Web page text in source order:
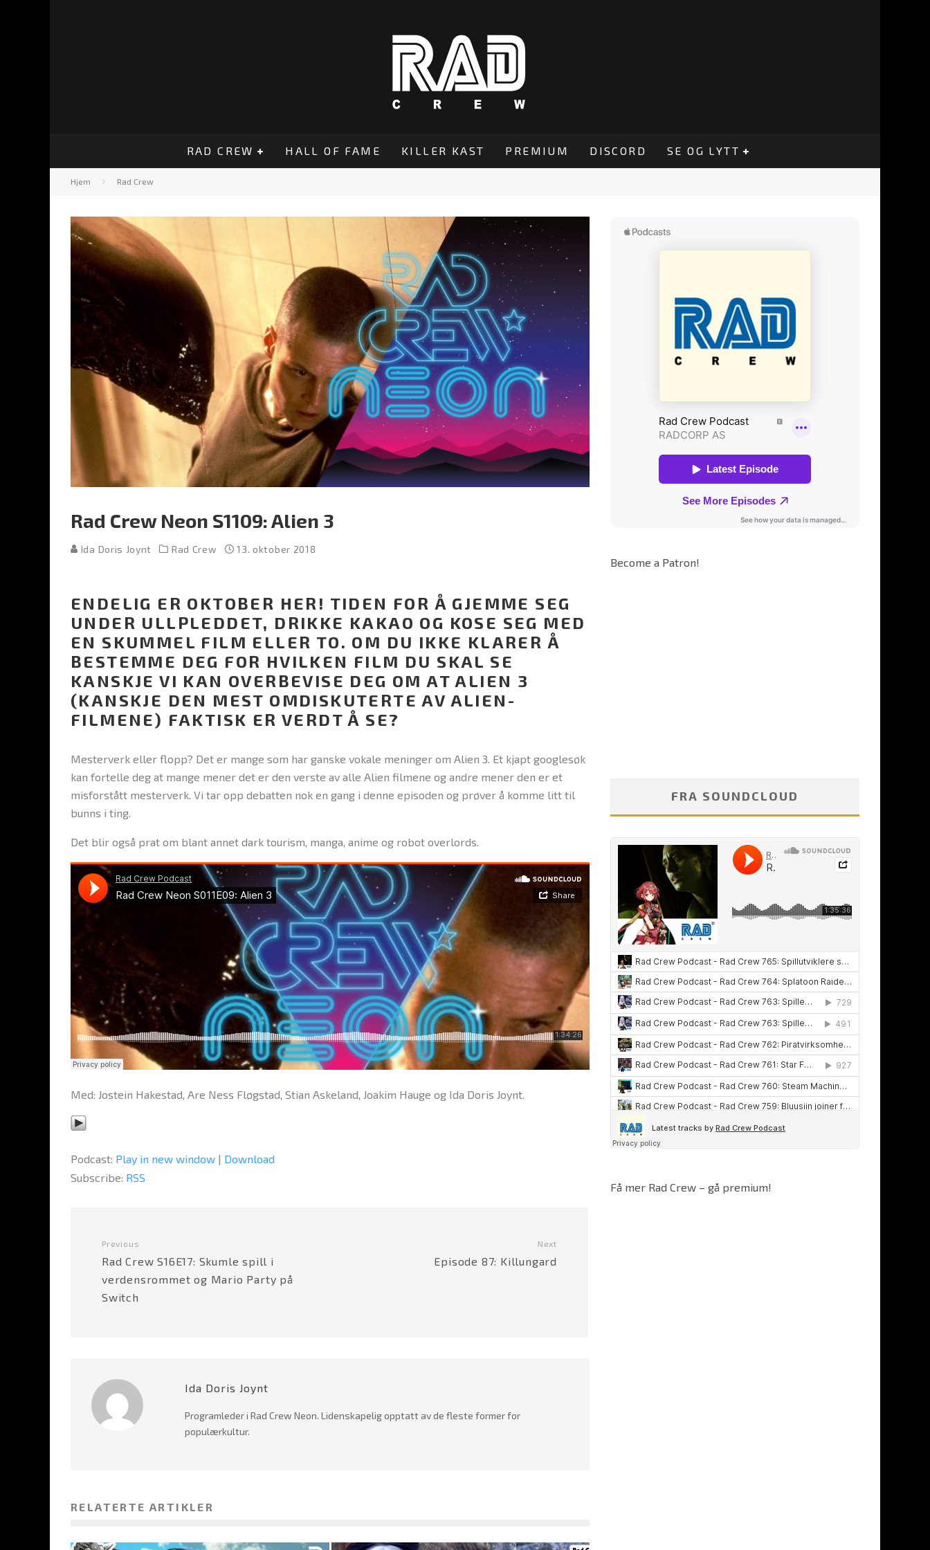
RAD CREW HALL OF FAME KILLER KAST PREMIUM DISCORD SE OG LYTT
Hjem Rad Crew
Rad Crew Neon S1109: Alien 3
Ida Doris Joynt Rad Crew 13. oktober 2018
ENDELIG ER OKTOBER HER! TIDEN FOR Å GJEMME SEG
UNDER ULLPLEDDET, DRIKKE KAKAO OG KOSE SEG MED
EN SKUMMEL FILM ELLER TO. OM DU IKKE KLARER Å
BESTEMME DEG FOR HVILKEN FILM DU SKAL SE
KANSKJE VI KAN OVERBEVISE DEG OM AT ALIEN 3
(KANSKJE DEN MEST OMDISKUTERTE AV ALIEN-
FILMENE) FAKTISK ER VERDT Å SE?
Mesterverk eller flopp? Det er mange som har ganske vokale meninger om Alien 3. Et kjapt googlesøk
kan fortelle deg at mange mener det er den verste av alle Alien filmene og andre mener den er et
misforstått mesterverk. Vi tar opp debatten nok en gang i denne episoden og prøver å komme litt til
bunns i ting.
Det blir også prat om blant annet dark tourism, manga, anime og robot overlords.
Med: Jostein Hakestad, Are Ness Fløgstad, Stian Askeland, Joakim Hauge og Ida Doris Joynt.
Podcast: Play in new window | Download
Subscribe: RSS
Previous
Rad Crew S16E17: Skumle spill i
verdensrommet og Mario Party på
Switch
Next
Episode 87: Killungard
Ida Doris Joynt
Programleder i Rad Crew Neon. Lidenskapelig opptatt av de fleste former for
populærkultur.
RELATERTE ARTIKLER
Become a Patron!
FRA SOUNDCLOUD
Få mer Rad Crew – gå premium!